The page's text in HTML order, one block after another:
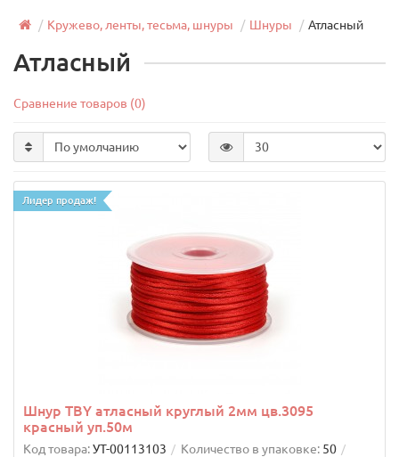
Кружево, ленты, тесьма, шнуры Шнуры Атласный
Атласный
Сравнение товаров (0)
Лидер продаж!
Шнур TBY атласный круглый 2мм цв.3095
красный уп.50м
Код товара:УТ-00113103 Количество в упаковке: 50